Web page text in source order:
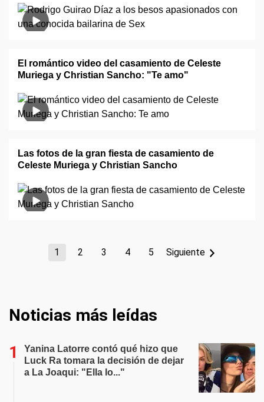
El romántico video del casamiento de Celeste
Muriega y Christian Sancho: "Te amo"
Las fotos de la gran fiesta de casamiento de
Celeste Muriega y Christian Sancho
1 2 3 4 5 Siguiente
Noticias más leídas
Yanina Latorre contó qué hizo que
Luck Ra tomara la decisión de dejar
a La Joaqui: "Ella lo..."